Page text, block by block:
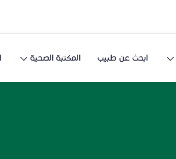
ابحث عن طبيب المكتبة الصحية